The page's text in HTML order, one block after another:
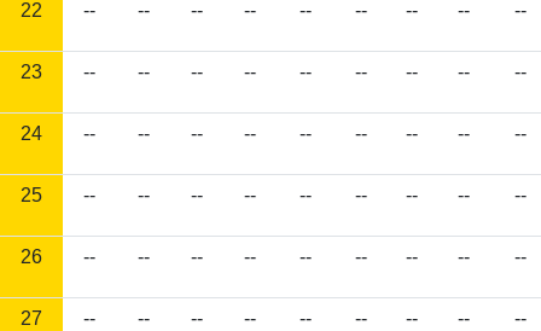
22 -- -- -- -- -- -- -- -- --
23 -- -- -- -- -- -- -- -- --
24 -- -- -- -- -- -- -- -- --
25 -- -- -- -- -- -- -- -- --
26 -- -- -- -- -- -- -- -- --
27 -- -- -- -- -- -- -- -- --